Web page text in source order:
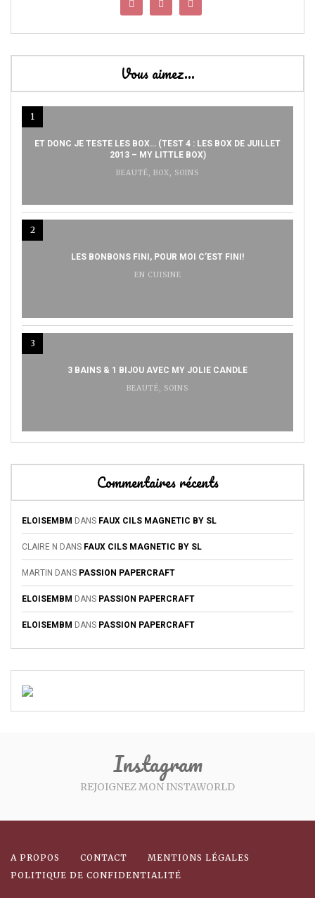
Vous aimez…
1
ET DONC JE TESTE LES BOX… (TEST 4 : LES BOX DE JUILLET
2013 – MY LITTLE BOX)
BEAUTÉ, BOX, SOINS
2
LES BONBONS FINI, POUR MOI C’EST FINI!
EN CUISINE
3
3 BAINS & 1 BIJOU AVEC MY JOLIE CANDLE
BEAUTÉ, SOINS
Commentaires récents
ELOISEMBM DANS FAUX CILS MAGNETIC BY SL
CLAIRE N DANS FAUX CILS MAGNETIC BY SL
MARTIN DANS PASSION PAPERCRAFT
ELOISEMBM DANS PASSION PAPERCRAFT
ELOISEMBM DANS PASSION PAPERCRAFT
Instagram
REJOIGNEZ MON INSTAWORLD
A PROPOS CONTACT
MENTIONS LÉGALES
POLITIQUE DE CONFIDENTIALITÉ